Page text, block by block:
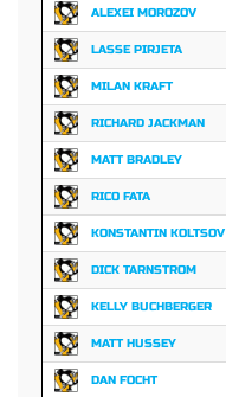
ALEXEI MOROZOV
LASSE PIRJETA
MILAN KRAFT
RICHARD JACKMAN
MATT BRADLEY
RICO FATA
KONSTANTIN KOLTSOV
DICK TARNSTROM
KELLY BUCHBERGER
MATT HUSSEY
DAN FOCHT